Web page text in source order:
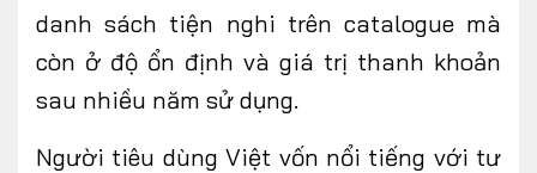
danh sách tiện nghi trên catalogue mà
còn ở độ ổn định và giá trị thanh khoản
sau nhiều năm sử dụng.
Người tiêu dùng Việt vốn nổi tiếng với tư